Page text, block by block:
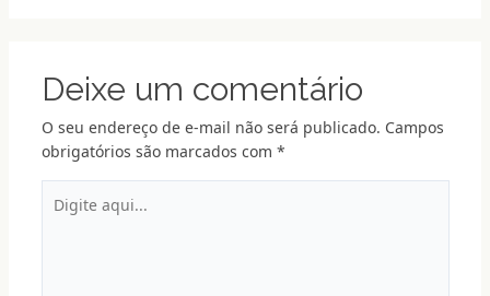
Deixe um comentário
O seu endereço de e-mail não será publicado. Campos
obrigatórios são marcados com *